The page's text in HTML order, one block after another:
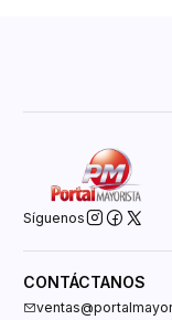
Síguenos
CONTÁCTANOS